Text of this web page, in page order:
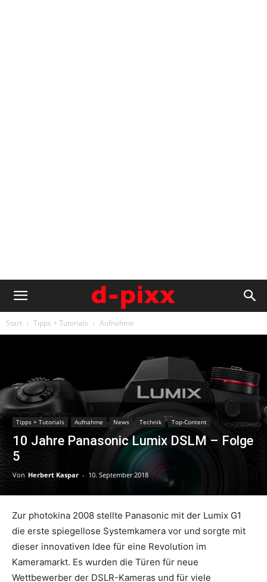
Start Tipps + Tutorials Aufnahme
Tipps + Tutorials Aufnahme News Technik Top-Content
10 Jahre Panasonic Lumix DSLM – Folge
5
Von Herbert Kaspar - 10. September 2018
Zur photokina 2008 stellte Panasonic mit der Lumix G1
die erste spiegellose Systemkamera vor und sorgte mit
dieser innovativen Idee für eine Revolution im
Kameramarkt. Es wurden die Türen für neue
Wettbewerber der DSLR-Kameras und für viele